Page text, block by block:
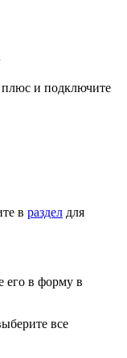
и подключите
в раздел для
его в форму в
все